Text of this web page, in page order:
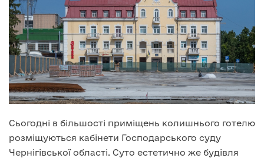
Сьогодні в більшості приміщень колишнього готелю
розміщуються кабінети Господарського суду
Чернігівської області. Суто естетично же будівля